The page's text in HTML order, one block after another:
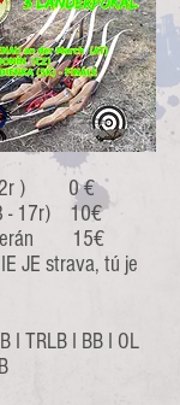
12r ) 0 €
10€
15€
JE strava, tú je
I TRLB I BB I OL